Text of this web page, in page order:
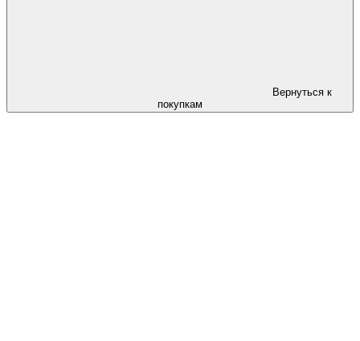
Вернуться к
покупкам